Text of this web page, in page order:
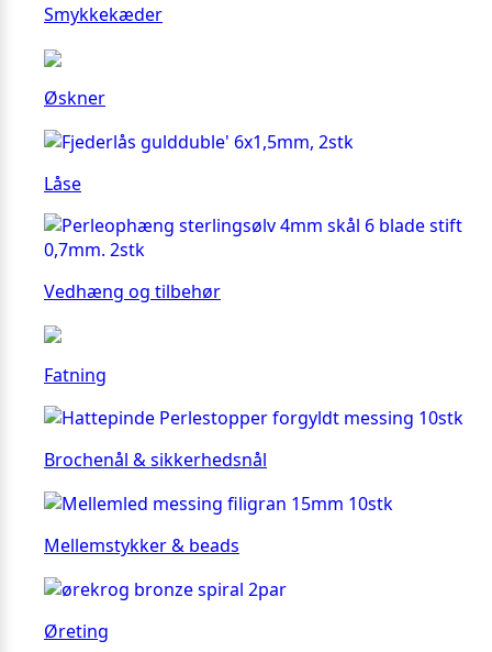
Smykkekæder
Øskner
Låse
Vedhæng og tilbehør
Fatning
Brochenål & sikkerhedsnål
Mellemstykker & beads
Øreting